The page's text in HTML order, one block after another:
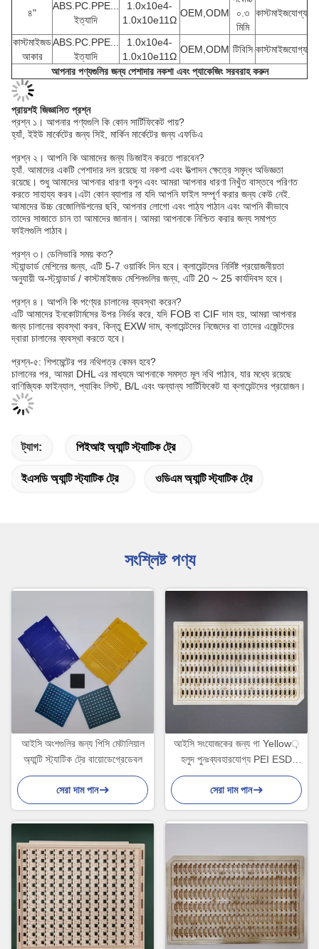
৪"
ABS.PC.PPE...
ইত্যাদি
1.0x10e4-
1.0x10e11Ω
OEM,ODM
০.৩
মিমি
কাস্টমাইজযোগ্য
কাস্টমাইজড
আকার
ABS.PC.PPE...
ইত্যাদি
1.0x10e4-
1.0x10e11Ω
OEM,ODM টিবিসি কাস্টমাইজযোগ্য
আপনার পণ্যগুলির জন্য পেশাদার নকশা এবং প্যাকেজিং সরবরাহ করুন
প্রায়শই জিজ্ঞাসিত প্রশ্ন
প্রশ্ন ১। আপনার পণ্যগুলি কি কোন সার্টিফিকেট পায়?
হ্যাঁ, ইইউ মার্কেটের জন্য সিই, মার্কিন মার্কেটের জন্য এফডিএ
প্রশ্ন ২। আপনি কি আমাদের জন্য ডিজাইন করতে পারবেন?
হ্যাঁ. আমাদের একটি পেশাদার দল রয়েছে যা নকশা এবং উত্পাদন ক্ষেত্রে সমৃদ্ধ অভিজ্ঞতা
রয়েছে। শুধু আমাদের আপনার ধারণা বলুন এবং আমরা আপনার ধারণা নিখুঁত বাস্তবে পরিণত
করতে সাহায্য করব।এটা কোন ব্যাপার না যদি আপনি ফাইল সম্পূর্ণ করার জন্য কেউ নেই.
আমাদের উচ্চ রেজোলিউশনের ছবি, আপনার লোগো এবং পাঠ্য পাঠান এবং আপনি কীভাবে
তাদের সাজাতে চান তা আমাদের জানান। আমরা আপনাকে নিশ্চিত করার জন্য সমাপ্ত
ফাইলগুলি পাঠাব।
প্রশ্ন ৩। ডেলিভারি সময় কত?
স্ট্যান্ডার্ড মেশিনের জন্য, এটি 5-7 ওয়ার্কিং দিন হবে। ক্লায়েন্টদের নির্দিষ্ট প্রয়োজনীয়তা
অনুযায়ী অ-স্ট্যান্ডার্ড / কাস্টমাইজড মেশিনগুলির জন্য, এটি 20 ~ 25 কার্যদিবস হবে।
প্রশ্ন ৪। আপনি কি পণ্যের চালানের ব্যবস্থা করেন?
এটি আমাদের ইনকোটার্মসের উপর নির্ভর করে, যদি FOB বা CIF দাম হয়, আমরা আপনার
জন্য চালানের ব্যবস্থা করব, কিন্তু EXW দাম, ক্লায়েন্টদের নিজেদের বা তাদের এজেন্টদের
দ্বারা চালানের ব্যবস্থা করতে হবে।
প্রশ্ন-৫: শিপমেন্টের পর নথিপত্র কেমন হবে?
চালানের পর, আমরা DHL এর মাধ্যমে আপনাকে সমস্ত মূল নথি পাঠাব, যার মধ্যে রয়েছে
বাণিজ্যিক ফাইন্যাল, প্যাকিং লিস্ট, B/L এবং অন্যান্য সার্টিফিকেট যা ক্লায়েন্টদের প্রয়োজন।
ট্যাগ: পিইআই অ্যান্টি স্ট্যাটিক ট্রে
ইএসডি অ্যান্টি স্ট্যাটিক ট্রে ওডিএম অ্যান্টি স্ট্যাটিক ট্রে
সংশ্লিষ্ট পণ্য
আইসি অংশগুলির জন্য পিসি মেটালিয়াল
অ্যান্টি স্ট্যাটিক ট্রে বায়োডেগ্রেডেবল
সেরা দাম পান
আইসি সংযোজকের জন্য গা Yellow়
হলুদ পুনঃব্যবহারযোগ্য PEI ESD
অ্যান্টি স্ট্যাটিক ট্রে
সেরা দাম পান